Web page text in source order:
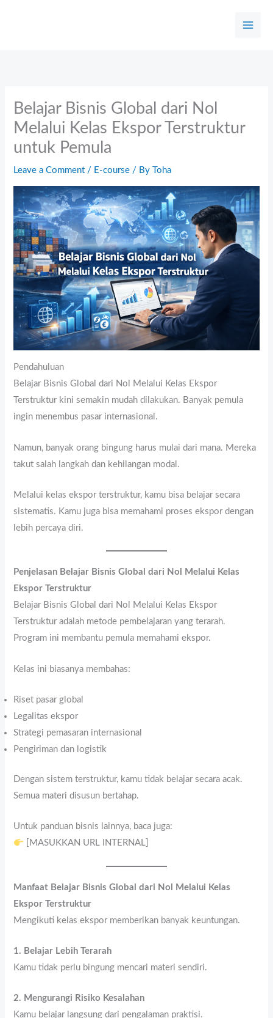
Belajar Bisnis Global dari Nol
Melalui Kelas Ekspor Terstruktur
untuk Pemula
Leave a Comment / E-course / By Toha
Pendahuluan
Belajar Bisnis Global dari Nol Melalui Kelas Ekspor
Terstruktur kini semakin mudah dilakukan. Banyak pemula
ingin menembus pasar internasional.
Namun, banyak orang bingung harus mulai dari mana. Mereka
takut salah langkah dan kehilangan modal.
Melalui kelas ekspor terstruktur, kamu bisa belajar secara
sistematis. Kamu juga bisa memahami proses ekspor dengan
lebih percaya diri.
Penjelasan Belajar Bisnis Global dari Nol Melalui Kelas
Ekspor Terstruktur
Belajar Bisnis Global dari Nol Melalui Kelas Ekspor
Terstruktur adalah metode pembelajaran yang terarah.
Program ini membantu pemula memahami ekspor.
Kelas ini biasanya membahas:
Riset pasar global
Legalitas ekspor
Strategi pemasaran internasional
Pengiriman dan logistik
Dengan sistem terstruktur, kamu tidak belajar secara acak.
Semua materi disusun bertahap.
Untuk panduan bisnis lainnya, baca juga:
[MASUKKAN URL INTERNAL]
Manfaat Belajar Bisnis Global dari Nol Melalui Kelas
Ekspor Terstruktur
Mengikuti kelas ekspor memberikan banyak keuntungan.
1. Belajar Lebih Terarah
Kamu tidak perlu bingung mencari materi sendiri.
2. Mengurangi Risiko Kesalahan
Kamu belajar langsung dari pengalaman praktisi.